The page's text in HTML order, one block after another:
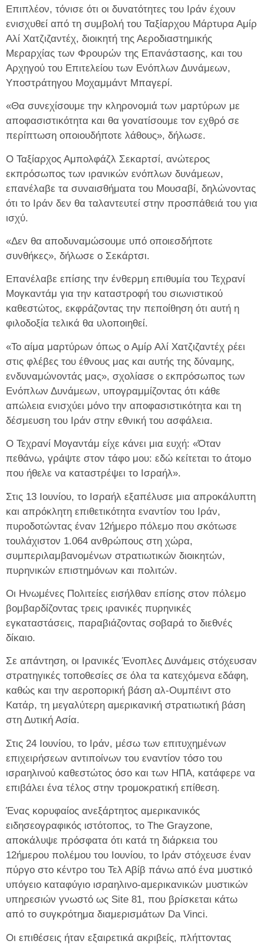
Επιπλέον, τόνισε ότι οι δυνατότητες του Ιράν έχουν
ενισχυθεί από τη συμβολή του Ταξίαρχου Μάρτυρα Αμίρ
Αλί Χατζιζαντέχ, διοικητή της Αεροδιαστημικής
Μεραρχίας των Φρουρών της Επανάστασης, και του
Αρχηγού του Επιτελείου των Ενόπλων Δυνάμεων,
Υποστράτηγου Μοχαμμάντ Μπαγερί.
«Θα συνεχίσουμε την κληρονομιά των μαρτύρων με
αποφασιστικότητα και θα γονατίσουμε τον εχθρό σε
περίπτωση οποιουδήποτε λάθους», δήλωσε.
Ο Ταξίαρχος Αμπολφάζλ Σεκαρτσί, ανώτερος
εκπρόσωπος των ιρανικών ενόπλων δυνάμεων,
επανέλαβε τα συναισθήματα του Μουσαβί, δηλώνοντας
ότι το Ιράν δεν θα ταλαντευτεί στην προσπάθειά του για
ισχύ.
«Δεν θα αποδυναμώσουμε υπό οποιεσδήποτε
συνθήκες», δήλωσε ο Σεκάρτσι.
Επανέλαβε επίσης την ένθερμη επιθυμία του Τεχρανί
Μογκαντάμ για την καταστροφή του σιωνιστικού
καθεστώτος, εκφράζοντας την πεποίθηση ότι αυτή η
φιλοδοξία τελικά θα υλοποιηθεί.
«Το αίμα μαρτύρων όπως ο Αμίρ Αλί Χατζιζαντέχ ρέει
στις φλέβες του έθνους μας και αυτής της δύναμης,
ενδυναμώνοντάς μας», σχολίασε ο εκπρόσωπος των
Ενόπλων Δυνάμεων, υπογραμμίζοντας ότι κάθε
απώλεια ενισχύει μόνο την αποφασιστικότητα και τη
δέσμευση του Ιράν στην εθνική του ασφάλεια.
Ο Τεχρανί Μογαντάμ είχε κάνει μια ευχή: «Όταν
πεθάνω, γράψτε στον τάφο μου: εδώ κείτεται το άτομο
που ήθελε να καταστρέψει το Ισραήλ».
Στις 13 Ιουνίου, το Ισραήλ εξαπέλυσε μια απροκάλυπτη
και απρόκλητη επιθετικότητα εναντίον του Ιράν,
πυροδοτώντας έναν 12ήμερο πόλεμο που σκότωσε
τουλάχιστον 1.064 ανθρώπους στη χώρα,
συμπεριλαμβανομένων στρατιωτικών διοικητών,
πυρηνικών επιστημόνων και πολιτών.
Οι Ηνωμένες Πολιτείες εισήλθαν επίσης στον πόλεμο
βομβαρδίζοντας τρεις ιρανικές πυρηνικές
εγκαταστάσεις, παραβιάζοντας σοβαρά το διεθνές
δίκαιο.
Σε απάντηση, οι Ιρανικές Ένοπλες Δυνάμεις στόχευσαν
στρατηγικές τοποθεσίες σε όλα τα κατεχόμενα εδάφη,
καθώς και την αεροπορική βάση αλ-Ουμπέιντ στο
Κατάρ, τη μεγαλύτερη αμερικανική στρατιωτική βάση
στη Δυτική Ασία.
Στις 24 Ιουνίου, το Ιράν, μέσω των επιτυχημένων
επιχειρήσεων αντιποίνων του εναντίον τόσο του
ισραηλινού καθεστώτος όσο και των ΗΠΑ, κατάφερε να
επιβάλει ένα τέλος στην τρομοκρατική επίθεση.
Ένας κορυφαίος ανεξάρτητος αμερικανικός
ειδησεογραφικός ιστότοπος, το The Grayzone,
αποκάλυψε πρόσφατα ότι κατά τη διάρκεια του
12ήμερου πολέμου του Ιουνίου, το Ιράν στόχευσε έναν
πύργο στο κέντρο του Τελ Αβίβ πάνω από ένα μυστικό
υπόγειο καταφύγιο ισραηλινο-αμερικανικών μυστικών
υπηρεσιών γνωστό ως Site 81, που βρίσκεται κάτω
από το συγκρότημα διαμερισμάτων Da Vinci.
Οι επιθέσεις ήταν εξαιρετικά ακριβείς, πλήττοντας